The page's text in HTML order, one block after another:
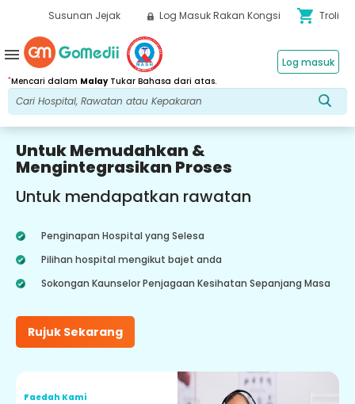
Susunan Jejak Log Masuk Rakan Kongsi shopping_cart Troli
*Mencari dalam MalayTukar Bahasa dari atas.
Log masuk
menu
Untuk Memudahkan &
Mengintegrasikan Proses
Untuk mendapatkan rawatan
Penginapan Hospital yang Selesa
Pilihan hospital mengikut bajet anda
Sokongan Kaunselor Penjagaan Kesihatan Sepanjang Masa
Rujuk Sekarang
Faedah Kami